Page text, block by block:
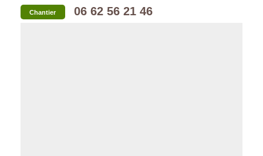
Chantier 06 62 56 21 46